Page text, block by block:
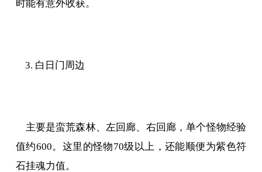
时能有意外收获。
3. 白日门周边
主要是蛮荒森林、左回廊、右回廊，单个怪物经验
值约600。这里的怪物70级以上，还能顺便为紫色符
石挂魂力值。